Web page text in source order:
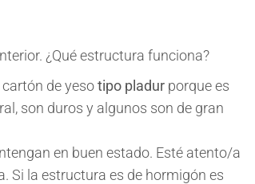
¿Qué estructura funciona?
de yesotipo pladur porque es
son duros y algunos son de gran
en buen estado. Esté atento/a
Si la estructura es de hormigón es